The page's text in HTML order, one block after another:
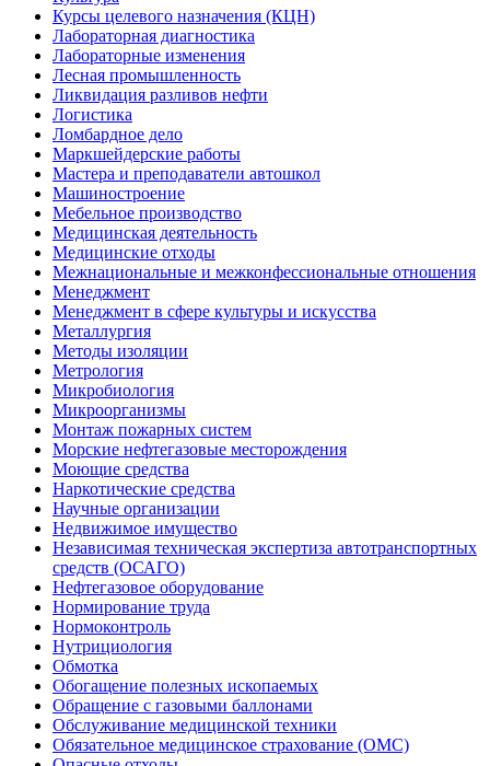
Курсы целевого назначения (КЦН)
Лабораторная диагностика
Лабораторные изменения
Лесная промышленность
Ликвидация разливов нефти
Логистика
Ломбардное дело
Маркшейдерские работы
Мастера и преподаватели автошкол
Машиностроение
Мебельное производство
Медицинская деятельность
Медицинские отходы
Межнациональные и межконфессиональные отношения
Менеджмент
Менеджмент в сфере культуры и искусства
Металлургия
Методы изоляции
Метрология
Микробиология
Микроорганизмы
Монтаж пожарных систем
Морские нефтегазовые месторождения
Моющие средства
Наркотические средства
Научные организации
Недвижимое имущество
Независимая техническая экспертиза автотранспортных
средств (ОСАГО)
Нефтегазовое оборудование
Нормирование труда
Нормоконтроль
Нутрициология
Обмотка
Обогащение полезных ископаемых
Обращение с газовыми баллонами
Обслуживание медицинской техники
Обязательное медицинское страхование (ОМС)